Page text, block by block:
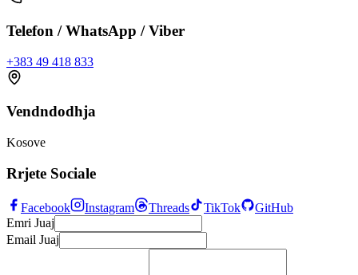
Telefon / WhatsApp / Viber
+383 49 418 833
Vendndodhja
Kosove
Rrjete Sociale
Facebook Instagram Threads TikTok
GitHub
Emri Juaj
Email Juaj